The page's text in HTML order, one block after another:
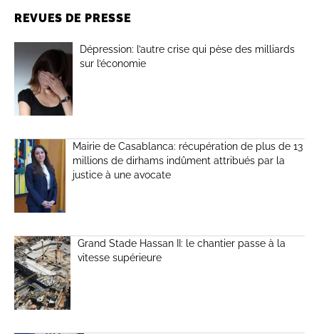
REVUES DE PRESSE
Dépression: l’autre crise qui pèse des milliards
sur l’économie
Mairie de Casablanca: récupération de plus de 13
millions de dirhams indûment attribués par la
justice à une avocate
Grand Stade Hassan II: le chantier passe à la
vitesse supérieure